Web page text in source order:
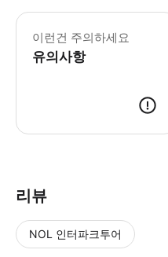
이런건 주의하세요
유의사항
리뷰
NOL 인터파크투어